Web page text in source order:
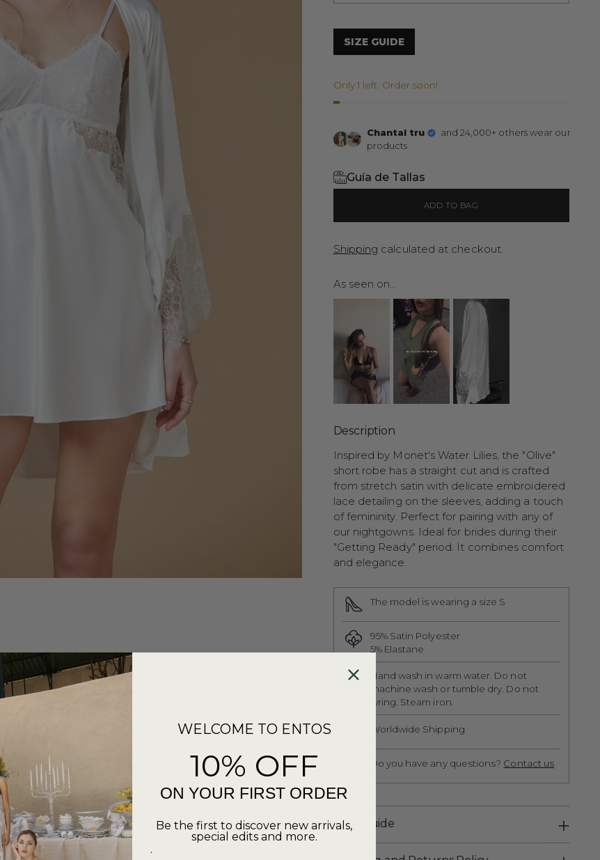
SIZE GUIDE
Only 1 left. Order soon!
Chantal tru
and 24,000+ others wear our
products
Guía de Tallas
ADD TO BAG
Shipping calculated at checkout.
As seen on...
Description
Inspired by Monet's Water Lilies, the "Olive"
short robe has a straight cut and is crafted
from stretch satin with delicate embroidered
lace detailing on the sleeves, adding a touch
of femininity. Perfect for pairing with any of
our nightgowns. Ideal for brides during their
"Getting Ready" period. It combines comfort
and elegance.
The model is wearing a size S
95% Satin Polyester
5% Elastane
Hand wash in warm water. Do not
machine wash or tumble dry. Do not
wring. Steam iron.
Worldwide Shipping
Do you have any questions? Contact us
Care Guide
WELCOME TO ENTOS
10% OFF
ON YOUR FIRST ORDER
Be the first to discover new arrivals,
special edits and more.
.